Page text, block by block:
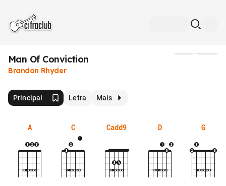
Man Of Conviction
Brandon Rhyder
Principal Letra Mais
A C Cadd9 D G